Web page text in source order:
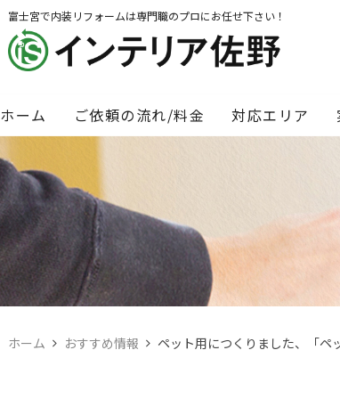
富士宮で内装リフォームは専門職のプロにお任せ下さい！
ホーム ご依頼の流れ/料金 対応エリア
ホーム おすすめ情報 ペット用につくりました、「ペ